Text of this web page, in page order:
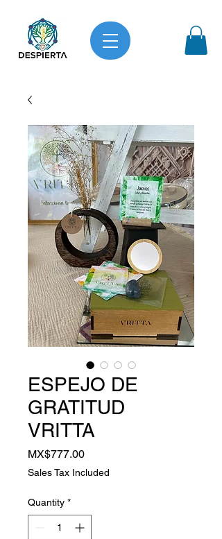
ESPEJO DE
GRATITUD
VRITTA
MX$777.00Price
Sales Tax Included
Quantity *